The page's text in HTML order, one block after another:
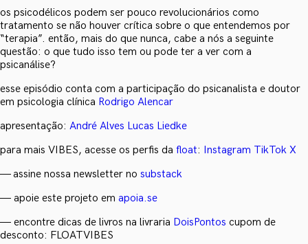
os psicodélicos podem ser pouco revolucionários como
tratamento se não houver crítica sobre o que entendemos por
“terapia”. então, mais do que nunca, cabe a nós a seguinte
questão: o que tudo isso tem ou pode ter a ver com a
psicanálise?
esse episódio conta com a participação do psicanalista e doutor
em psicologia clínica Rodrigo Alencar
apresentação: André Alves Lucas Liedke
para mais VIBES, acesse os perfis da float: Instagram TikTok X
— assine nossa newsletter no substack
— apoie este projeto em apoia.se
— encontre dicas de livros na livraria DoisPontos cupom de
desconto: FLOATVIBES